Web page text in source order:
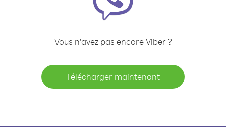
Vous n’avez pas encore Viber ?
Télécharger maintenant